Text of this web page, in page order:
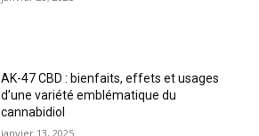
AK-47 CBD : bienfaits, effets et usages
d’une variété emblématique du
cannabidiol
janvier 13, 2025